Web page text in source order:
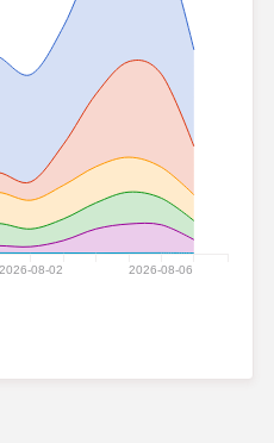
2026-08-02 2026-08-06